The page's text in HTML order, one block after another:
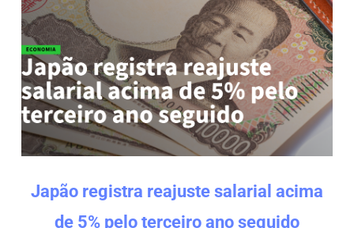
Japão registra reajuste salarial acima
de 5% pelo terceiro ano seguido